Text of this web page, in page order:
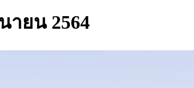
ายน 2564